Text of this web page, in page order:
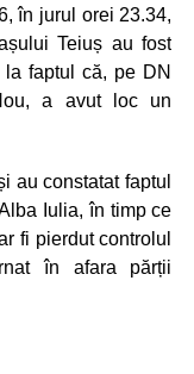
în jurul orei 23.34,
Teiuș au fost
faptul că, pe DN
a avut loc un
au constatat faptul
Iulia, în timp ce
fi pierdut controlul
în afara părții